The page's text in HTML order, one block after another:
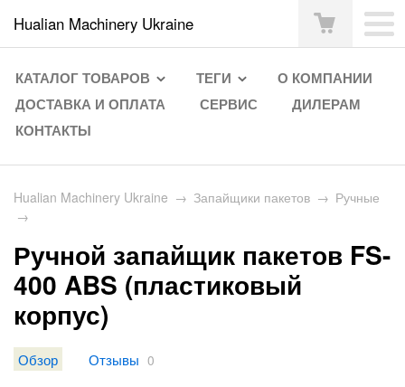
Hualian Machinery Ukraine
КАТАЛОГ ТОВАРОВ ТЕГИ
О КОМПАНИИ
ДОСТАВКА И ОПЛАТА
СЕРВИС
ДИЛЕРАМ
КОНТАКТЫ
Hualian Machinery Ukraine → Запайщики пакетов → Ручные
→
Ручной запайщик пакетов FS-
400 ABS (пластиковый
корпус)
Обзор Отзывы 0